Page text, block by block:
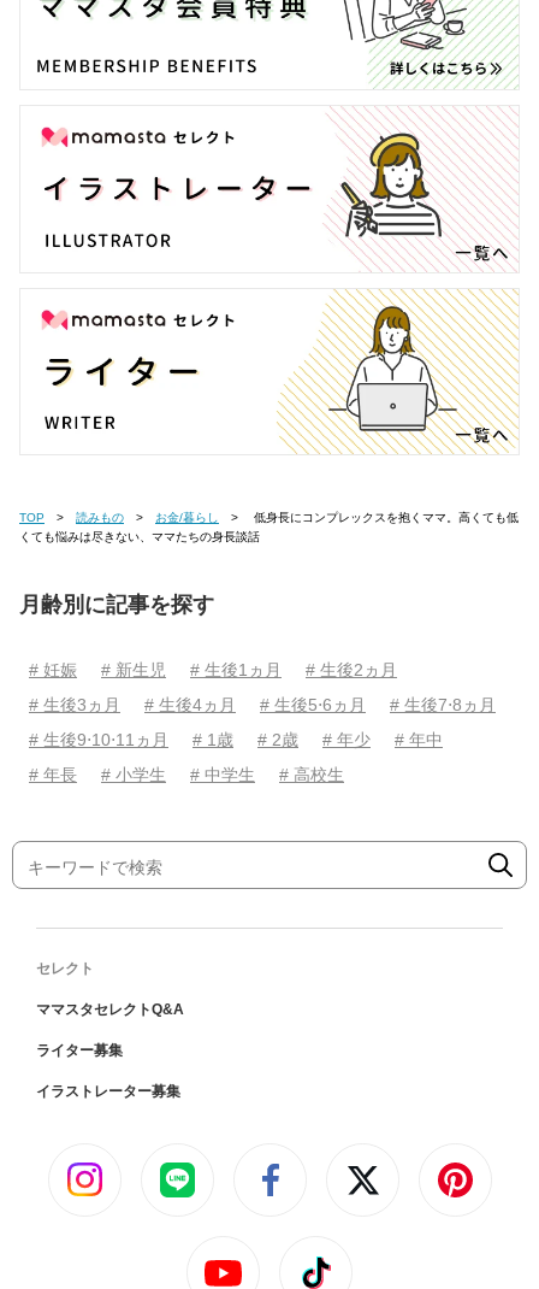
TOP 読みもの お金/暮らし
くても悩みは尽きない、ママたちの身長談話
月齢別に記事を探す
# 妊娠 # 新生児 # 生後1ヵ月
# 生後2ヵ月
# 生後3ヵ月
# 生後4ヵ月 # 生後5⋅6ヵ月
# 生後7⋅8ヵ月
# 生後9⋅10⋅11ヵ月
# 1歳 # 2歳 # 年少
# 年中
# 年長
# 小学生 # 中学生 # 高校生
セレクト
ママスタセレクトQ&A
ライター募集
イラストレーター募集